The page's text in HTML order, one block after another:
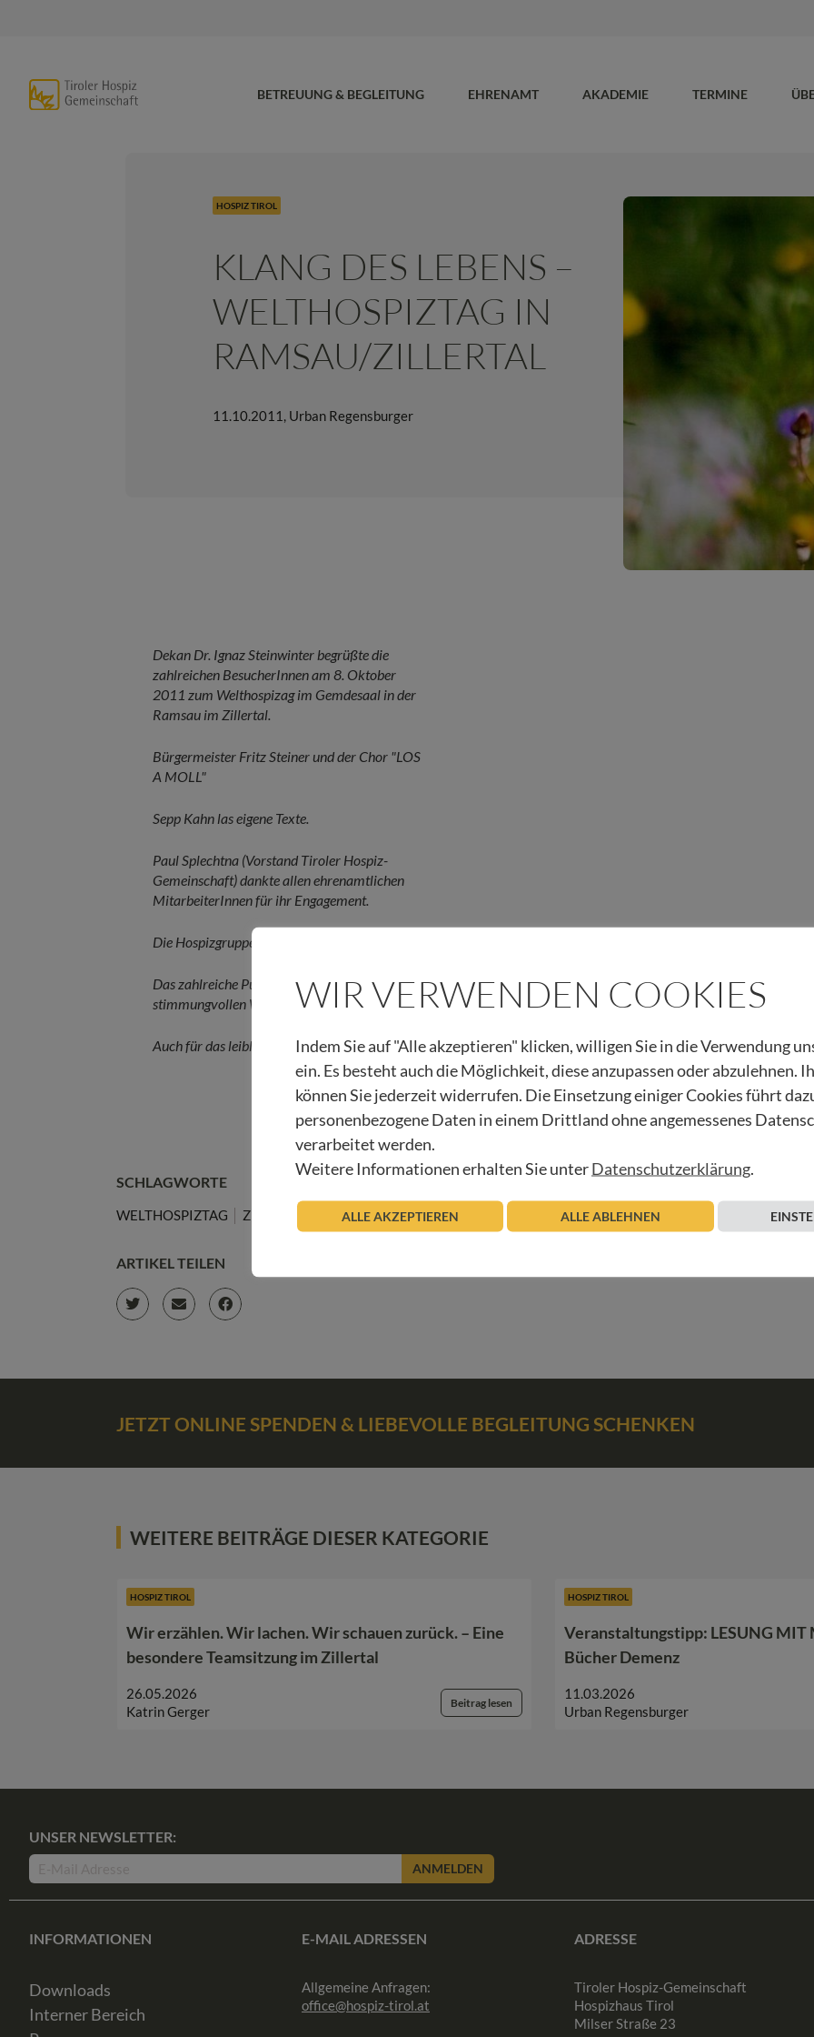
BETREUUNG & BEGLEITUNG EHRENAMT AKADEMIE TERMINE
HOSPIZ TIROL
KLANG DES LEBENS –
WELTHOSPIZTAG IN
RAMSAU/ZILLERTAL
11.10.2011 , Urban Regensburger
Dekan Dr. Ignaz Steinwinter begrüßte die
zahlreichen BesucherInnen am 8. Oktober
2011 zum Welthospizag im Gemdesaal in der
Ramsau im Zillertal.
Bürgermeister Fritz Steiner und der Chor "LOS
A MOLL"
Sepp Kahn las eigene Texte.
Paul Splechtna (Vorstand Tiroler Hospiz-
Gemeinschaft) dankte allen ehrenamtlichen
MitarbeiterInnen für ihr Engagement.
Die Hospizgruppe Zillertal
Das zahlreiche Publikum feierte einen
stimmungvollen Welthospiztag.
Auch für das leibliche Wohl war gesorgt.
SCHLAGWORTE
WELTHOSPIZTAG ZILLERTAL
ARTIKEL TEILEN
JETZT ONLINE SPENDEN & LIEBEVOLLE BEGLEITUNG SCHENKEN
WEITERE BEITRÄGE DIESER KATEGORIE
HOSPIZ TIROL
Wir erzählen. Wir lachen. Wir schauen zurück. – Eine
besondere Teamsitzung im Zillertal
26.05.2026
Katrin Gerger
Beitrag lesen
HOSPIZ TIROL
Veranstaltungstipp: LESUNG MIT
Bücher Demenz
11.03.2026
Urban Regensburger
UNSER NEWSLETTER:
ANMELDEN
INFORMATIONEN
Downloads
Interner Bereich
E-MAIL ADRESSEN
Allgemeine Anfragen:
office@hospiz-tirol.at
ADRESSE
Tiroler Hospiz-Gemeinschaft
Hospizhaus Tirol
Milser Straße 23
WIR VERWENDEN COOKIES
Indem Sie auf "Alle akzeptieren" klicken, willigen Sie in die Verwendung
ein. Es besteht auch die Möglichkeit, diese anzupassen oder abzulehnen.
können Sie jederzeit widerrufen. Die Einsetzung einiger Cookies führt
personenbezogene Daten in einem Drittland ohne angemessenes
verarbeitet werden.
Weitere Informationen erhalten Sie unterDatenschutzerklärung
ALLE AKZEPTIEREN ALLE ABLEHNEN